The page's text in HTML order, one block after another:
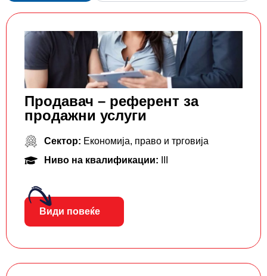
Продавач – референт за
продажни услуги
Сектор: Економија, право и трговија
Ниво на квалификации:
Види повеќе